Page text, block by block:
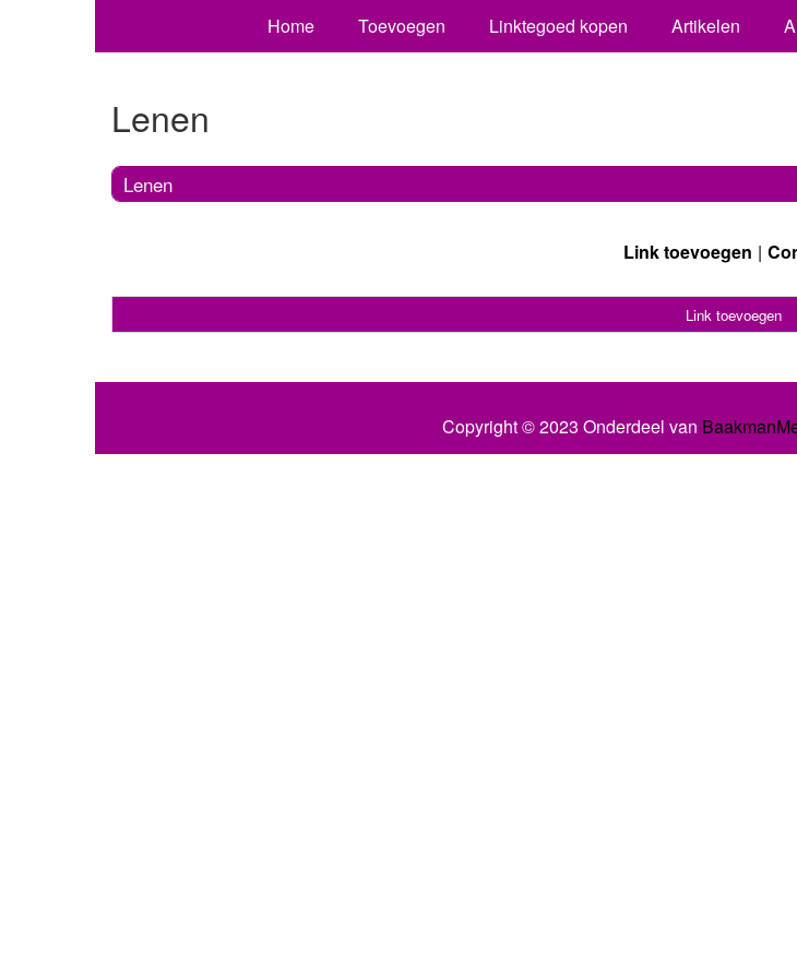
Home Toevoegen Linktegoed kopen Artikelen
Lenen
Lenen
Link toevoegen
Link toevoegen
Copyright © 2023 Onderdeel van